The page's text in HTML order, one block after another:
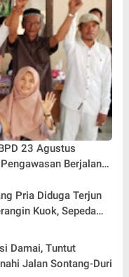
23 Agustus
Berjalan
Pria Diduga Terjun
Kuok, Sepeda
Damai, Tuntut
Jalan Sontang-Duri